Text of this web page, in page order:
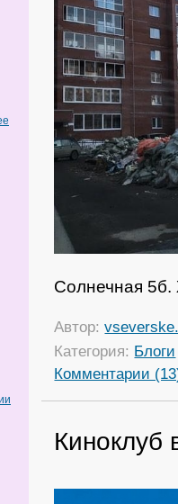
Солнечная 5б.
Автор:
Категория: Блоги
Комментарии
Киноклуб